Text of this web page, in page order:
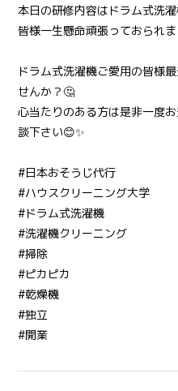
本日の研修内容はドラム式洗
皆様一生懸命頑張っておられ
ドラム式洗濯機ご愛用の皆様
せんか？🤔
心当たりのある方は是非一度
談下さい😊✨
#日本おそうじ代行
#ハウスクリーニング大学
#ドラム式洗濯機
#洗濯機クリーニング
#掃除
#ピカピカ
#乾燥機
#独立
#開業